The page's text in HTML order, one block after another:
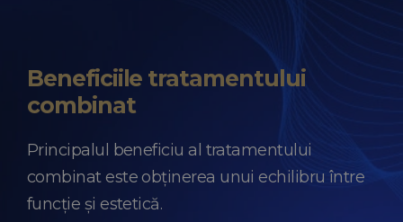
Beneficiile tratamentului
combinat
Principalul beneficiu al tratamentului
combinat este obținerea unui echilibru între
funcție și estetică.